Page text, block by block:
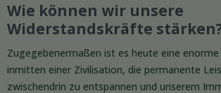
Wie können wir unsere
Widerstandskräfte
Zugegebenermaßen ist es heute eine
inmitten einer Zivilisation, die permanente
zwischendrin zu entspannen und unserem